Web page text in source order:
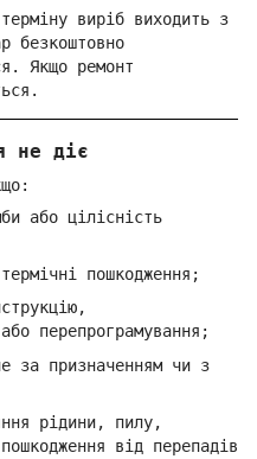
виріб виходить з
безкоштовно
Якщо ремонт
не діє
або цілісність
пошкодження;
перепрограмування;
за призначенням чи з
рідини, пилу,
від перепадів